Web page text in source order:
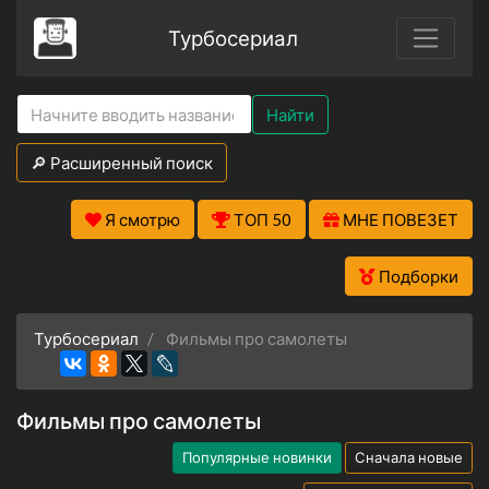
Турбосериал
Найти
🔎 Расширенный поиск
Я смотрю ТОП 50 МНЕ ПОВЕЗЕТ
Подборки
Турбосериал Фильмы про самолеты
Фильмы про самолеты
Популярные новинки Сначала новые